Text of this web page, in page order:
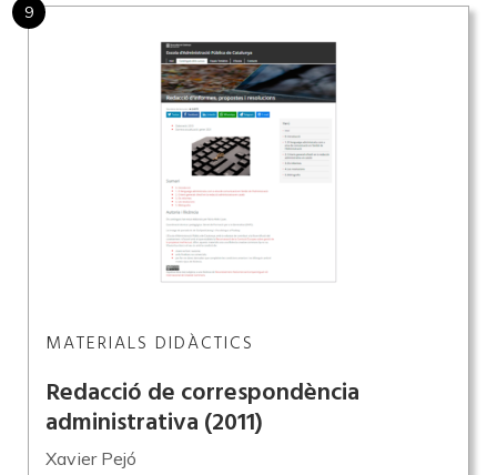
9
MATERIALS DIDÀCTICS
Redacció de correspondència
administrativa (2011)
Xavier Pejó